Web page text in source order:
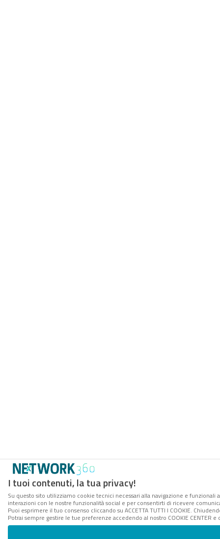
I tuoi contenuti, la tua privacy!
Su questo sito utilizziamo cookie tecnici necessari alla navigazione e
interazioni con le nostre funzionalità social e per consentirti di ricevere
Puoi esprimere il tuo consenso cliccando su ACCETTA TUTTI I COOKIE.
Potrai sempre gestire le tue preferenze accedendo al nostro COOKIE